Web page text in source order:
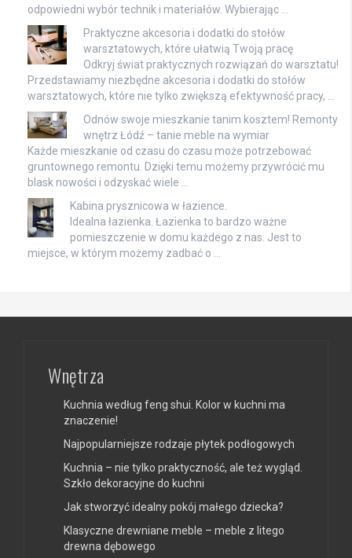
odpowiedni wybór technik i materiałów. Wybierając …
Praktyczne akcesoria i dodatki do stołów
warsztatowych, które ułatwią Twoją pracę
Odkryj świat praktycznych rozwiązań do warsztatu!
Przedstawiamy niezbędne akcesoria i dodatki do stołów
warsztatowych, które nie tylko zwiększą efektywność pracy, …
Odnów swoje mieszkanie tanim kosztem! Remonty
wnętrz Łódź – tanie meble na wymiar
Każde mieszkanie od czasu do czasu może potrzebować
gruntownego remontu. Dzięki temu możemy przywrócić mu
blask nowości i odzyskać wiele …
Kabina prysznicowa w łazience.
Idealna łazienka. Łazienka to bardzo ważne
pomieszczenie w domu każdego z nas. Jest to
miejsce, w którym możemy zadbać o …
Wnętrza
Kuchnia według feng shui. Kolor w kuchni ma
znaczenie!
Najpopularniejsze rodzaje płytek podłogowych
Kuchnia – nie tylko praktyczność, ale też wygląd.
Szkło dekoracyjne do kuchni
Jak stworzyć idealny pokój małego dziecka?
Klasyczne drewniane meble – meble z litego
drewna dębowego